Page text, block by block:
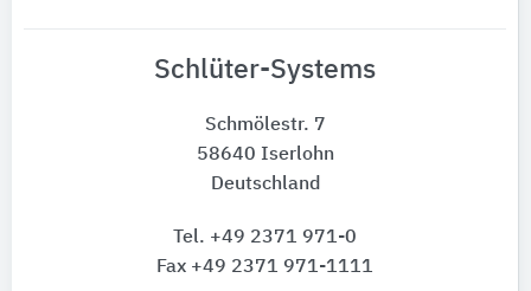
Schlüter-Systems
Schmölestr. 7
58640 Iserlohn
Deutschland
Tel. +49 2371 971-0
Fax +49 2371 971-1111